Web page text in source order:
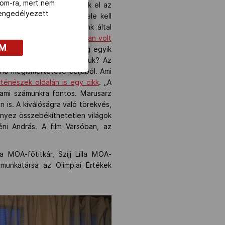
amelyek vizuálisan érnek el az
amibe csak bele kell
hogy ne saját ítéletünk által
András. A
film Londonban volt
bemutatott anyag egyik
tagja. „Miért csináljuk? Az
megismertetése céljából. Ami
oldalán is egy cikk. „A
számunkra fontos. Marusarz
A kiválóságra való törekvés,
összebékíthetetlen világok
András. A film Varsóban, az
főtitkár, Szijj Lilla MOA-
az Olimpiai Értékek
ra, mert nem